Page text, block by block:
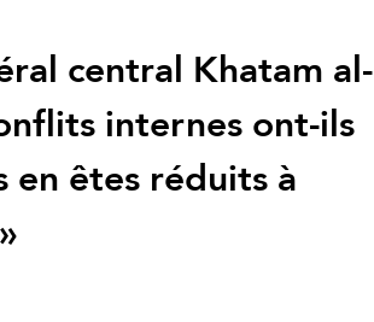
central Khatam al-
internes ont-ils
êtes réduits à